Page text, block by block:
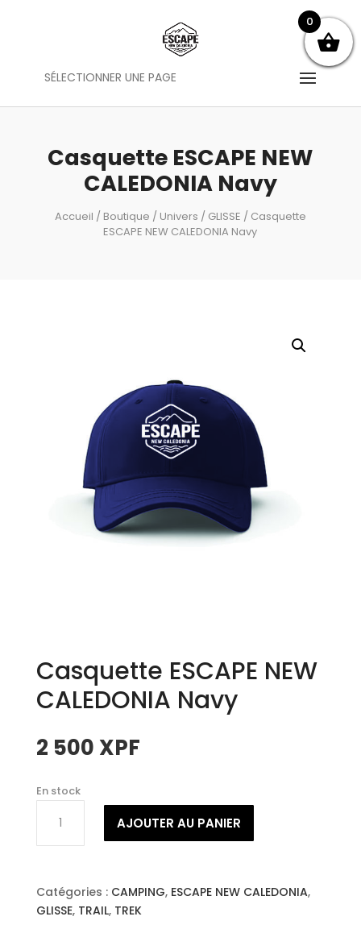
SÉLECTIONNER UNE PAGE
Casquette ESCAPE NEW
CALEDONIA Navy
Accueil / Boutique / Univers / GLISSE / Casquette
ESCAPE NEW CALEDONIA Navy
Casquette ESCAPE NEW
CALEDONIA Navy
2 500 XPF
En stock
Casquette
CALEDONIA
Navy
AJOUTER AU PANIER
Catégories : CAMPING, ESCAPE NEW CALEDONIA,
GLISSE, TRAIL, TREK
0